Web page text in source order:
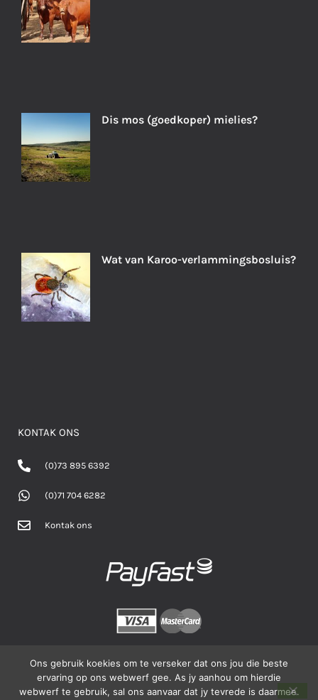
Dis mos (goedkoper) mielies?
Wat van Karoo-verlammingsbosluis?
KONTAK ONS
(0)73 895 6392
(0)71 704 6282
Kontak ons
©2026 BOERhier - Alle regte voorbehou.
Ons gebruik koekies om te verseker dat ons jou die beste
ervaring op ons webwerf gee. As jy aanhou om hierdie
webwerf te gebruik, sal ons aanvaar dat jy tevrede is daarmee.